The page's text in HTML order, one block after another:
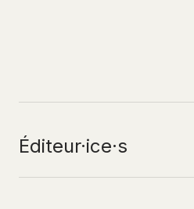
NAVIGUERPAR
Éditeur·ice·s